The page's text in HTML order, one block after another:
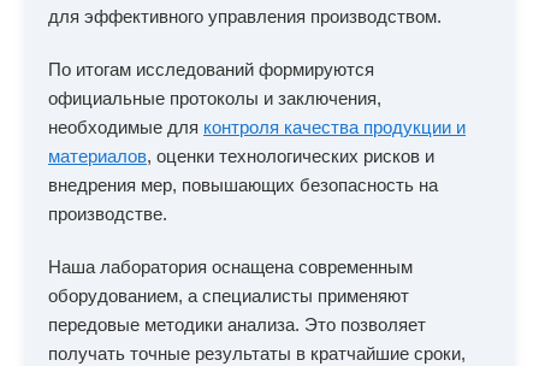
для эффективного управления производством.
По итогам исследований формируются
официальные протоколы и заключения,
необходимые для контроля качества продукции и
материалов, оценки технологических рисков и
внедрения мер, повышающих безопасность на
производстве.
Наша лаборатория оснащена современным
оборудованием, а специалисты применяют
передовые методики анализа. Это позволяет
получать точные результаты в кратчайшие сроки,